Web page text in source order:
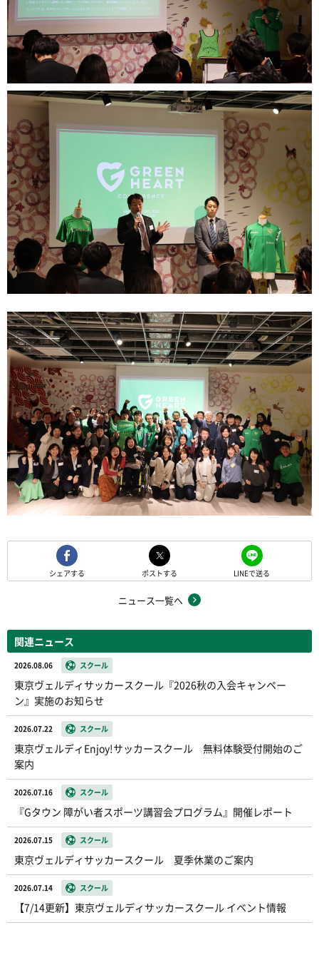
シェアする ポストする LINEで送る
ニュース一覧へ
関連ニュース
2026.08.06 スクール
東京ヴェルディサッカースクール『2026秋の入会キャンペー
ン』実施のお知らせ
2026.07.22 スクール
東京ヴェルディEnjoy!サッカースクール 無料体験受付開始のご
案内
2026.07.16 スクール
『Gタウン 障がい者スポーツ講習会プログラム』開催レポート
2026.07.15 スクール
東京ヴェルディサッカースクール 夏季休業のご案内
2026.07.14 スクール
【7/14更新】東京ヴェルディサッカースクール イベント情報